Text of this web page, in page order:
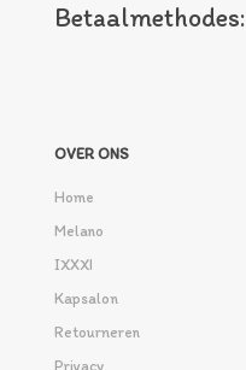
Betaalmethodes:
OVER ONS
Home
Melano
IXXXI
Kapsalon
Retourneren
Privacy